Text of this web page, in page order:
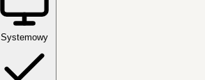
Systemowy